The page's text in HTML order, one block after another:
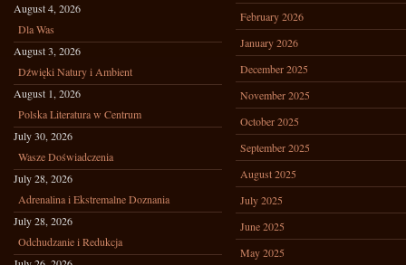
August 4, 2026
Dla Was
August 3, 2026
Dźwięki Natury i Ambient
August 1, 2026
Polska Literatura w Centrum
July 30, 2026
Wasze Doświadczenia
July 28, 2026
Adrenalina i Ekstremalne Doznania
July 28, 2026
Odchudzanie i Redukcja
February 2026
January 2026
December 2025
November 2025
October 2025
September 2025
August 2025
July 2025
June 2025
May 2025